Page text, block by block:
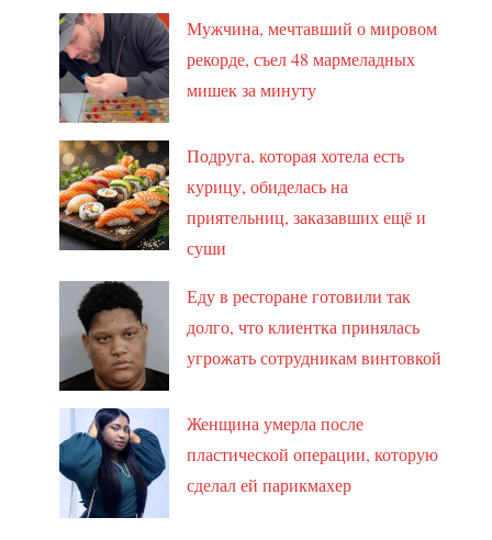
Мужчина, мечтавший о мировом
рекорде, съел 48 мармеладных
мишек за минуту
Подруга, которая хотела есть
курицу, обиделась на
приятельниц, заказавших ещё и
суши
Еду в ресторане готовили так
долго, что клиентка принялась
угрожать сотрудникам винтовкой
Женщина умерла после
пластической операции, которую
сделал ей парикмахер